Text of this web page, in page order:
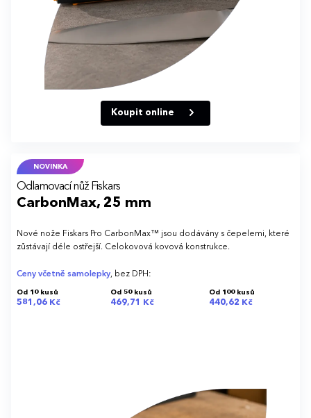
Koupit online
NOVINKA
Odlamovací nůž Fiskars
CarbonMax, 25 mm
Nové nože Fiskars Pro CarbonMax™ jsou dodávány s čepelemi, které
zůstávají déle ostřejší. Celokovová kovová konstrukce.
Ceny včetně samolepky, bez DPH:
Od 10 kusů
581,06 Kč
Od 50 kusů
469,71 Kč
Od 100 kusů
440,62 Kč